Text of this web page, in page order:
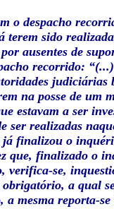
o despacho
sido
ausentes de
recorrido:
na posse de um
estavam a ser
ser realizadas
finalizou o
que, finalizado o
se,
a qual
mesma reporta-